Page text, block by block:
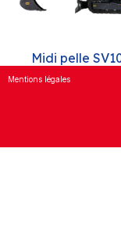
Midi pelle
Mentions légales